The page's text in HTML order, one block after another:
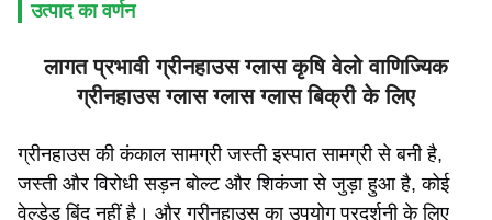
उत्पाद का वर्णन
लागत प्रभावी ग्रीनहाउस ग्लास कृषि वेलो वाणिज्यिक
ग्रीनहाउस ग्लास ग्लास ग्लास बिक्री के लिए
ग्रीनहाउस की कंकाल सामग्री जस्ती इस्पात सामग्री से बनी है,
जस्ती और विरोधी सड़न बोल्ट और शिकंजा से जुड़ा हुआ है, कोई
वेल्डेड बिंदु नहीं है। और ग्रीनहाउस का उपयोग प्रदर्शनी के लिए